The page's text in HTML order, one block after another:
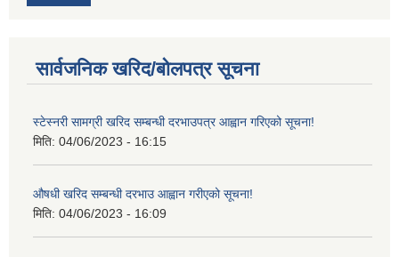
सार्वजनिक खरिद/बोलपत्र सूचना
स्टेस्नरी सामग्री खरिद सम्बन्धी दरभाउपत्र आह्वान गरिएको सूचना!
मिति: 04/06/2023 - 16:15
औषधी खरिद सम्बन्धी दरभाउ आह्वान गरीएको सूचना!
मिति: 04/06/2023 - 16:09